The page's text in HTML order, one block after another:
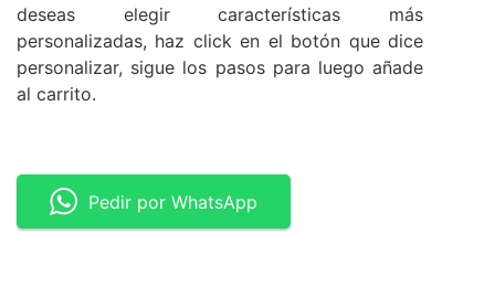
deseas elegir características más
personalizadas, haz click en el botón que dice
personalizar, sigue los pasos para luego añade
al carrito.
Pedir por WhatsApp